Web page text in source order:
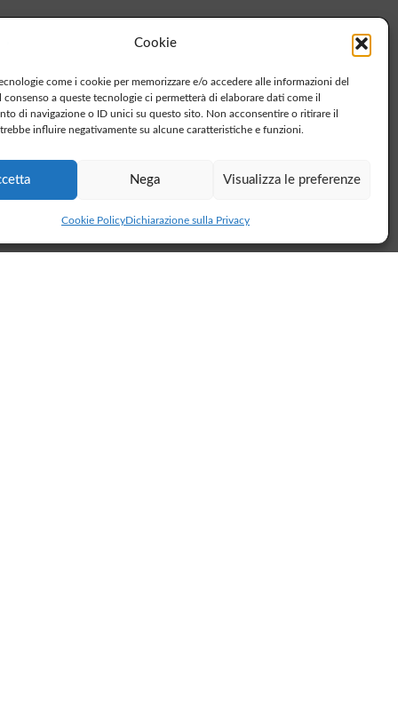
Cookie
come i cookie per memorizzare e/o accedere alle informazioni del
consenso a queste tecnologie ci permetterà di elaborare dati come il
di navigazione o ID unici su questo sito. Non acconsentire o ritirare il
influire negativamente su alcune caratteristiche e funzioni.
Nega Visualizza le preferenze
Cookie PolicyDichiarazione sulla Privacy
up